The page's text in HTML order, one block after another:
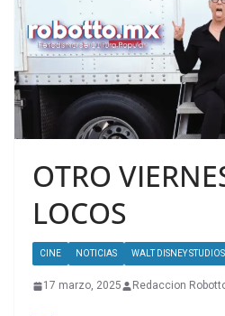
OTRO
LOCOS
CINE NOTICIAS WALT DISNEY
17 marzo, 2025 Redaccion